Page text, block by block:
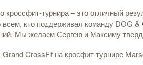
кроссфит-турнира – это отличный
кто поддерживал команду DOG
Мы желаем Сергею и Максиму